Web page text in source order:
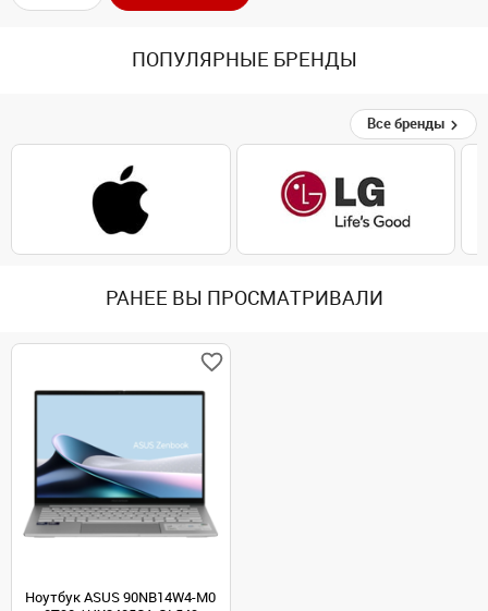
ПОПУЛЯРНЫЕ БРЕНДЫ
Все бренды
РАНЕЕ ВЫ ПРОСМАТРИВАЛИ
Ноутбук ASUS 90NB14W4-M0